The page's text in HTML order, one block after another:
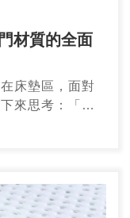
材質的全面
床墊區，面對
來思考：「到
每個品牌、每